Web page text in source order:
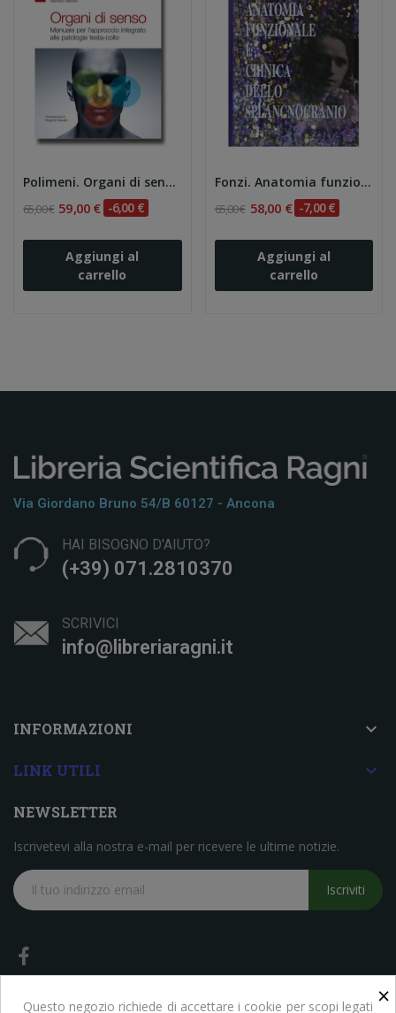
Polimeni. Organi di senso. Manuale per...
65,00 € 59,00 € -6,00 €
Aggiungi al
carrello
Fonzi. Anatomia funzionale e clinica dello...
65,00 € 58,00 € -7,00 €
Aggiungi al
carrello
Via Giordano Bruno 54/b 60127 - Ancona
HAI BISOGNO D'AIUTO?
(+39) 071.2810370
SCRIVICI
info@libreriaragni.it
INFORMAZIONI 
LINK UTILI 
NEWSLETTER
Iscrivetevi alla nostra e-mail per ricevere le ultime notizie.
Iscriviti
×
Questo negozio richiede di accettare i cookie per scopi legati